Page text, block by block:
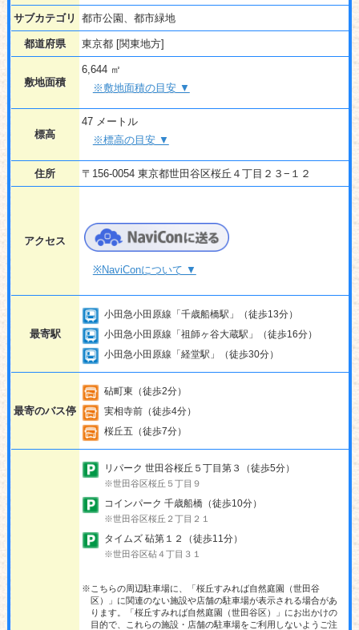
サブカテゴリ 都市公園、都市緑地
都道府県 東京都 [関東地方]
敷地面積
6,644 ㎡
※敷地面積の目安 ▼
標高
47 メートル
※標高の目安 ▼
住所 〒156-0054 東京都世田谷区桜丘４丁目２３−１２
アクセス
※NaviConについて ▼
最寄駅
小田急小田原線「千歳船橋駅」（徒歩13分）
小田急小田原線「祖師ヶ谷大蔵駅」（徒歩16分）
小田急小田原線「経堂駅」（徒歩30分）
最寄のバス停
砧町東（徒歩2分）
実相寺前（徒歩4分）
桜丘五（徒歩7分）
リパーク 世田谷桜丘５丁目第３（徒歩5分）
※世田谷区桜丘５丁目９
コインパーク 千歳船橋（徒歩10分）
※世田谷区桜丘２丁目２１
タイムズ 砧第１２（徒歩11分）
※世田谷区砧４丁目３１
※こちらの周辺駐車場に、「桜丘すみれば自然庭園（世田谷
区）」に関連のない施設や店舗の駐車場が表示される場合があ
ります。「桜丘すみれば自然庭園（世田谷区）」にお出かけの
目的で、これらの施設・店舗の駐車場をご利用しないようご注